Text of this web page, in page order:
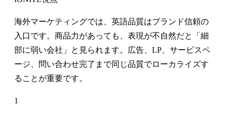
海外マーケティングでは、英語品質はブランド信頼の
入口です。商品力があっても、表現が不自然だと「細
部に弱い会社」と見られます。広告、LP、サービスペ
ージ、問い合わせ完了まで同じ品質でローカライズす
ることが重要です。
1